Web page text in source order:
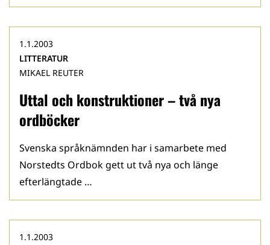
Uttal och konstruktioner – två nya
ordböcker
1.1.2003
LITTERATUR
MIKAEL REUTER
Svenska språknämnden har i samarbete med
Norstedts Ordbok gett ut två nya och länge
efterlängtade …
1.1.2003